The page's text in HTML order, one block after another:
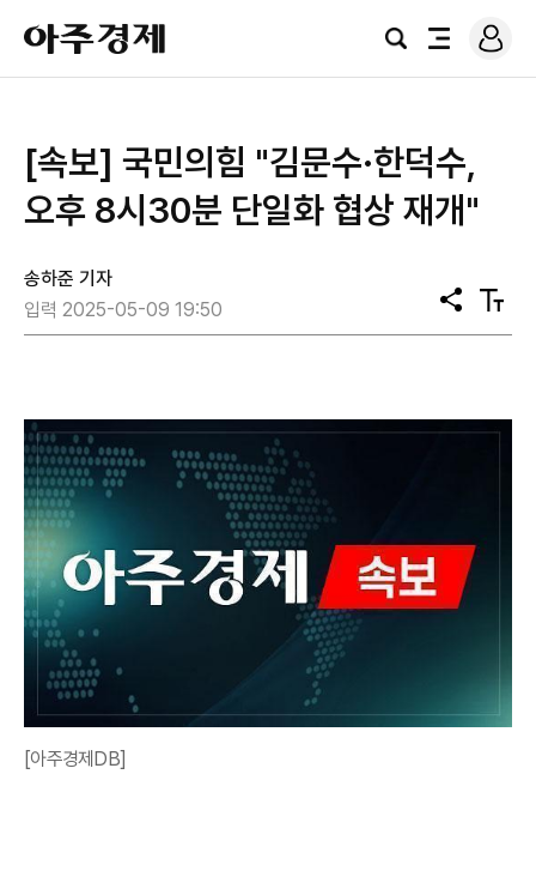
아
주
경
검
전
로
그
[속보] 국민의힘 "김문수·한덕수,
오후 8시30분 단일화 협상 재개"
송하준 기자
입력 2025-05-09 19:50
공
유
텍
스
[아주경제DB]